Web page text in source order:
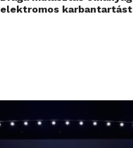
elektromos karbantartást